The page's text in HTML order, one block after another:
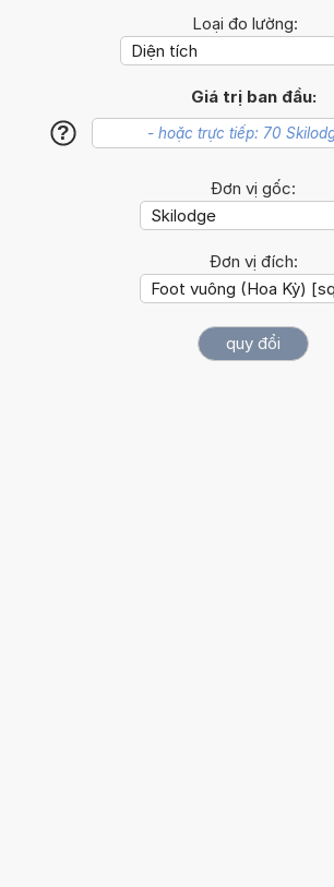
Loại đo lường:
Giá trị ban đầu:
?
Đơn vị gốc:
Đơn vị đích: